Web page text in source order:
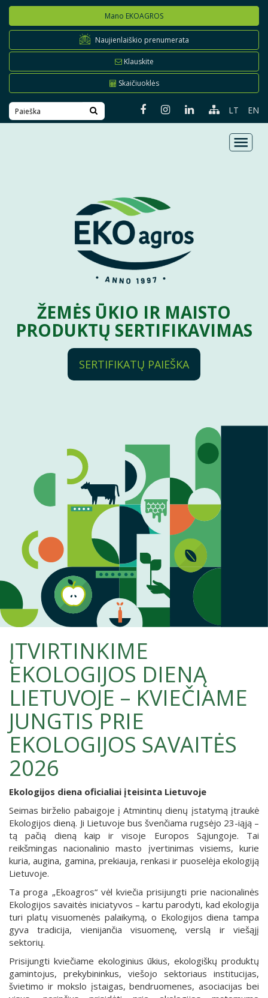
Mano EKOAGROS
Naujienlaiškio prenumerata
Klauskite
Skaičiuoklės
LT EN
ŽEMĖS ŪKIO IR MAISTO
PRODUKTŲ SERTIFIKAVIMAS
SERTIFIKATŲ PAIEŠKA
ĮTVIRTINKIME
EKOLOGIJOS DIENĄ
LIETUVOJE – KVIEČIAME
JUNGTIS PRIE
EKOLOGIJOS SAVAITĖS
2026
Ekologijos diena oficialiai įteisinta Lietuvoje
Seimas birželio pabaigoje į Atmintinų dienų įstatymą įtraukė
Ekologijos dieną. Ji Lietuvoje bus švenčiama rugsėjo 23-iąją –
tą pačią dieną kaip ir visoje Europos Sąjungoje. Tai
reikšmingas nacionalinio masto įvertinimas visiems, kurie
kuria, augina, gamina, prekiauja, renkasi ir puoselėja ekologiją
Lietuvoje.
Ta proga „Ekoagros“ vėl kviečia prisijungti prie nacionalinės
Ekologijos savaitės iniciatyvos – kartu parodyti, kad ekologija
turi platų visuomenės palaikymą, o Ekologijos diena tampa
gyva tradicija, vienijančia visuomenę, verslą ir viešąjį
sektorių.
Prisijungti kviečiame ekologinius ūkius, ekologiškų produktų
gamintojus, prekybininkus, viešojo sektoriaus institucijas,
švietimo ir mokslo įstaigas, bendruomenes, asociacijas bei